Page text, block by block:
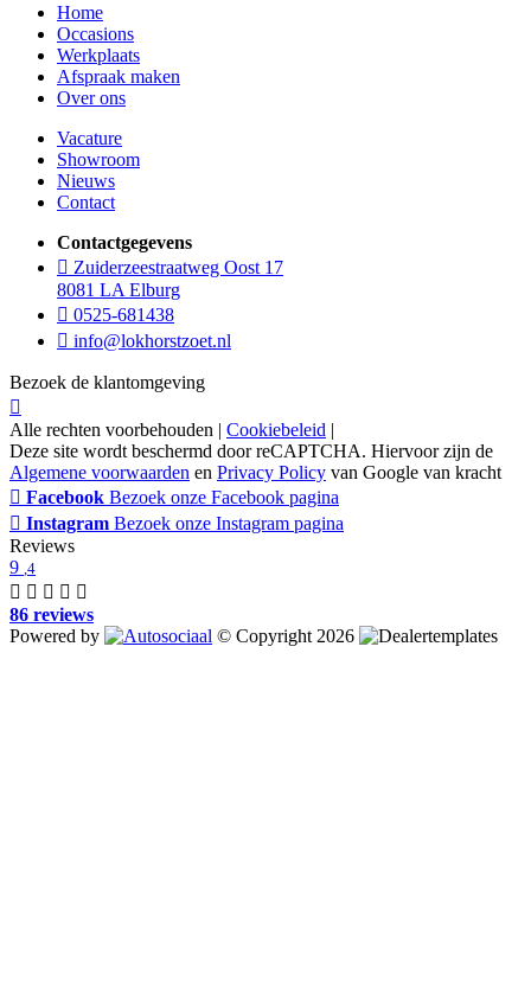
Home
Occasions
Werkplaats
Afspraak maken
Over ons
Vacature
Showroom
Nieuws
Contact
Contactgegevens
Zuiderzeestraatweg Oost 17
8081 LA Elburg
0525-681438
info@lokhorstzoet.nl
Bezoek de klantomgeving
Alle rechten voorbehouden | Cookiebeleid |
Deze site wordt beschermd door reCAPTCHA. Hiervoor zijn de
Algemene voorwaarden en Privacy Policy van Google van kracht
Facebook Bezoek onze Facebook pagina
Instagram Bezoek onze Instagram pagina
Reviews
9 ,4
86 reviews
Powered by
© Copyright 2026